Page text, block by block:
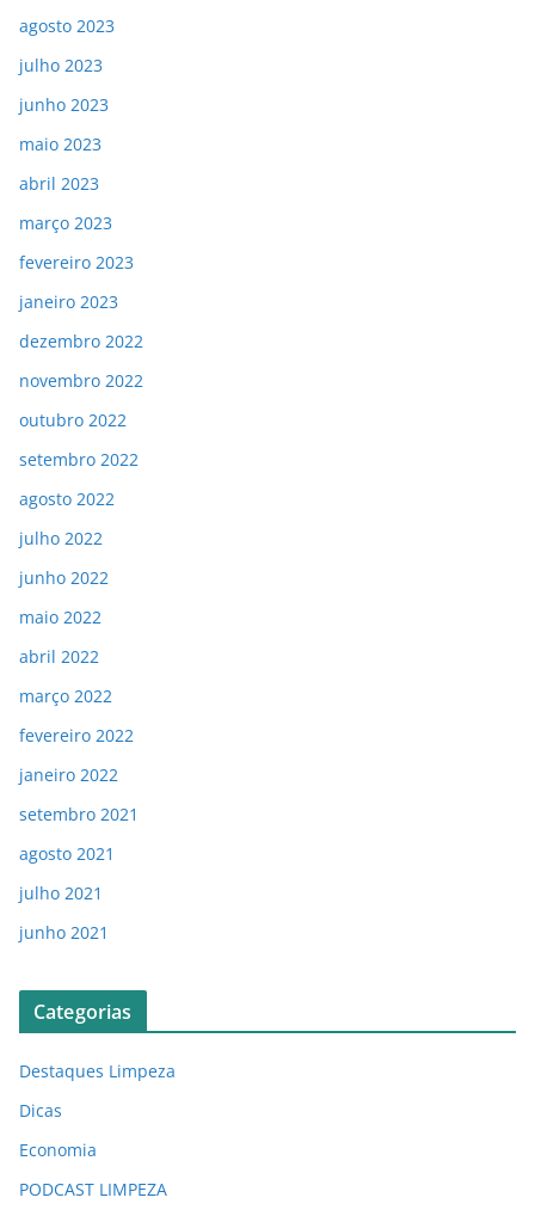
agosto 2023
julho 2023
junho 2023
maio 2023
abril 2023
março 2023
fevereiro 2023
janeiro 2023
dezembro 2022
novembro 2022
outubro 2022
setembro 2022
agosto 2022
julho 2022
junho 2022
maio 2022
abril 2022
março 2022
fevereiro 2022
janeiro 2022
setembro 2021
agosto 2021
julho 2021
junho 2021
Categorias
Destaques Limpeza
Dicas
Economia
PODCAST LIMPEZA